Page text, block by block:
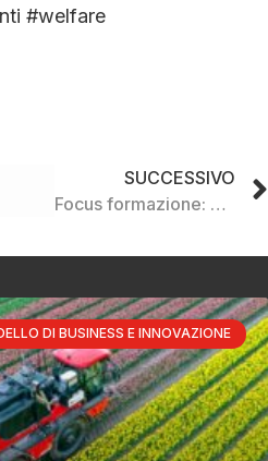
#welfare
SUCCESSIVO
Focus formazione: Corsi tecnico-specialistici di settore, manageriali, linguistici
DI BUSINESS E INNOVAZIONE